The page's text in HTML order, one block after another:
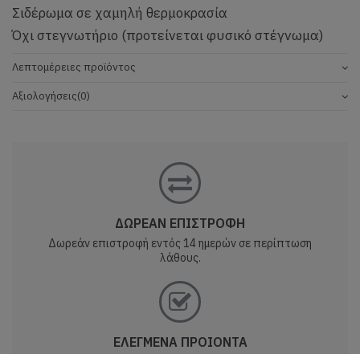
Σιδέρωμα σε χαμηλή θερμοκρασία
Όχι στεγνωτήριο (προτείνεται φυσικό στέγνωμα)
Λεπτομέρειες προϊόντος
Αξιολογήσεις(0)
ΔΩΡΕΑΝ ΕΠΙΣΤΡΟΦΗ
Δωρεάν επιστροφή εντός 14 ημερών σε περίπτωση
λάθους.
ΕΛΕΓΜΕΝΑ ΠΡΟΙΟΝΤΑ